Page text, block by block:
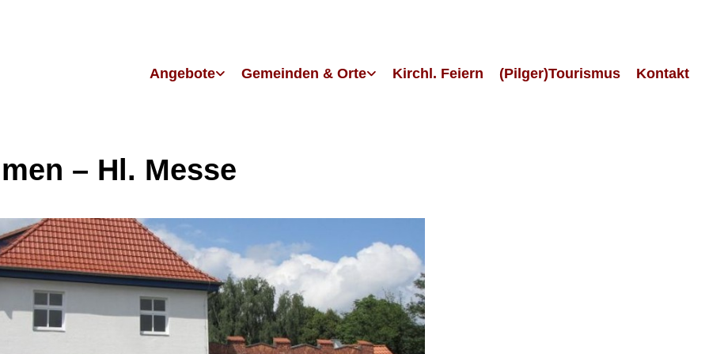
Angebote Gemeinden & Orte Kirchl. Feiern (Pilger)Tourismus Kontakt
– Hl. Messe